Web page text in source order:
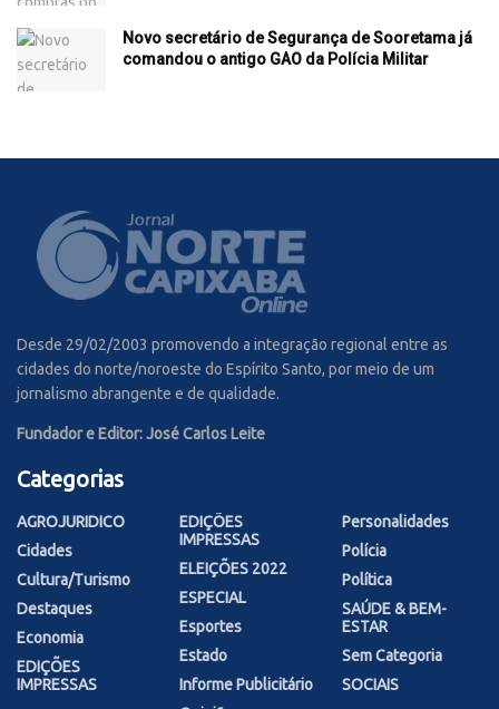
Novo secretário de Segurança de Sooretama já
comandou o antigo GAO da Polícia Militar
Desde 29/02/2003 promovendo a integração regional entre as
cidades do norte/noroeste do Espírito Santo, por meio de um
jornalismo abrangente e de qualidade.
Fundador e Editor: José Carlos Leite
Categorias
AGROJURIDICO
Cidades
Cultura/Turismo
Destaques
Economia
EDIÇÕES
IMPRESSAS
EDIÇÕES
IMPRESSAS
ELEIÇÕES 2022
ESPECIAL
Esportes
Estado
Informe Publicitário
Personalidades
Polícia
Política
SAÚDE & BEM-
ESTAR
Sem Categoria
SOCIAIS